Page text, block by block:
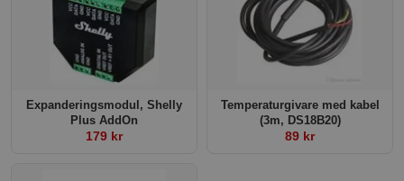
Expanderingsmodul, Shelly
Plus AddOn
179 kr
Temperaturgivare med kabel
(3m, DS18B20)
89 kr